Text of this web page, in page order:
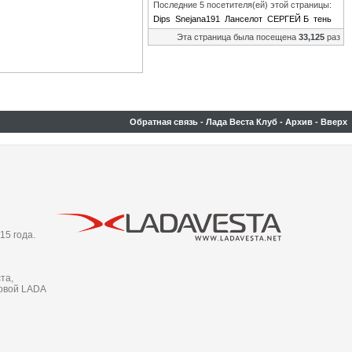
Последние 5 посетителя(ей) этой страницы:
Dips Snejana191 Ланселот СЕРГЕЙ Б тень
Эта страница была посещена 33,125 раз
Обратная связь - Лада Веста Клуб - Архив - Вверх
года.
LADA